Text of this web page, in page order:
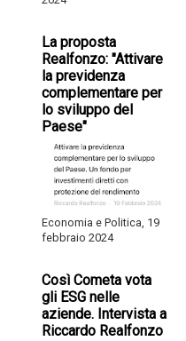
La proposta
Realfonzo: "Attivare
la previdenza
complementare per
lo sviluppo del
Paese"
Economia e Politica, 19
febbraio 2024
Così Cometa vota
gli ESG nelle
aziende. Intervista a
Riccardo Realfonzo